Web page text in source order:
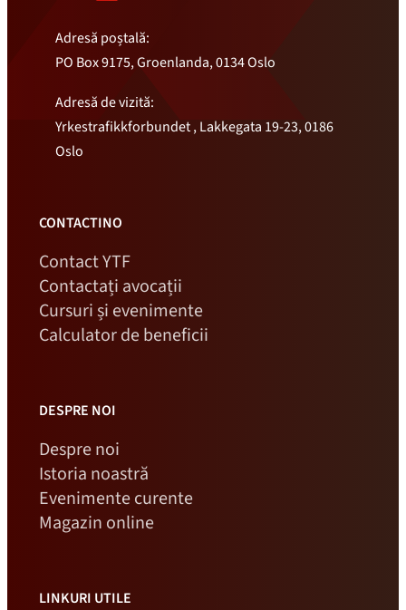
Adresă poștală:
PO Box 9175, Groenlanda, 0134 Oslo
Adresă de vizită:
Yrkestrafikkforbundet , Lakkegata 19-23, 0186
Oslo
CONTACTINO
Contact YTF
Contactați avocații
Cursuri și evenimente
Calculator de beneficii
DESPRE NOI
Despre noi
Istoria noastră
Evenimente curente
Magazin online
LINKURI UTILE